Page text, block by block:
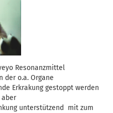
Resonanzmittel
der o.a. Organe
Erkrakung gestoppt werden
unterstützend mit zum